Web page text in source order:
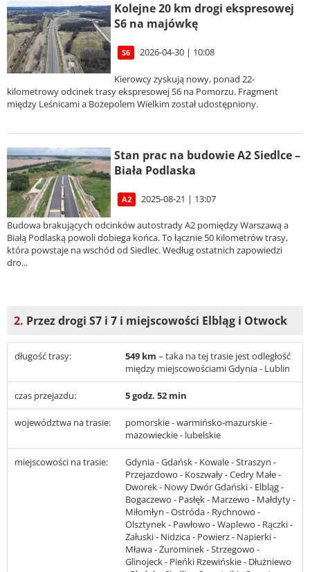
Kolejne 20 km drogi ekspresowej
S6 na majówkę
S6 2026-04-30 | 10:08
Kierowcy zyskują nowy, ponad 22-
kilometrowy odcinek trasy ekspresowej S6 na Pomorzu. Fragment
między Leśnicami a Bożepolem Wielkim został udostępniony.
Stan prac na budowie A2 Siedlce –
Biała Podlaska
A2 2025-08-21 | 13:07
Budowa brakujących odcinków autostrady A2 pomiędzy Warszawą a
Białą Podlaską powoli dobiega końca. To łącznie 50 kilometrów trasy,
która powstaje na wschód od Siedlec. Według ostatnich zapowiedzi
dro...
2. Przez drogi S7 i 7 i miejscowości Elbląg i Otwock
długość trasy: 549 km – taka na tej trasie jest odległość
między miejscowościami Gdynia - Lublin
czas przejazdu: 5 godz. 52 min
województwa na trasie:
pomorskie - warmińsko-mazurskie -
mazowieckie - lubelskie
miejscowości na trasie:
Gdynia - Gdańsk - Kowale - Straszyn -
Przejazdowo - Koszwały - Cedry Małe -
Dworek - Nowy Dwór Gdański - Elbląg -
Bogaczewo - Pasłęk - Marzewo - Małdyty -
Miłomłyn - Ostróda - Rychnowo -
Olsztynek - Pawłowo - Waplewo - Rączki -
Załuski - Nidzica - Powierz - Napierki -
Mława - Żurominek - Strzegowo -
Glinojeck - Pieńki Rzewińskie - Dłużniewo